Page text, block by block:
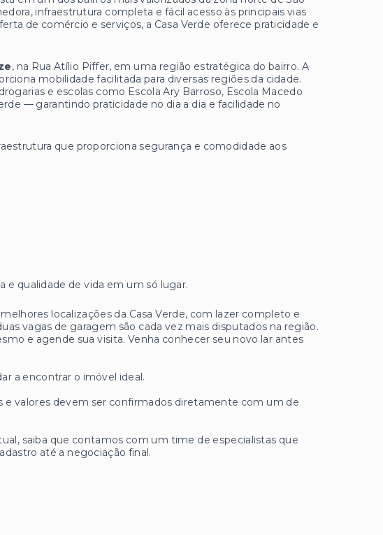
infraestrutura completa e fácil acesso às principais vias
de comércio e serviços, a Casa Verde oferece praticidade e
, na Rua Atílio Piffer, em uma região estratégica do bairro. A
mobilidade facilitada para diversas regiões da cidade.
e escolas como Escola Ary Barroso, Escola Macedo
— garantindo praticidade no dia a dia e facilidade no
que proporciona segurança e comodidade aos
e qualidade de vida em um só lugar.
localizações da Casa Verde, com lazer completo e
vagas de garagem são cada vez mais disputados na região.
e agende sua visita. Venha conhecer seu novo lar antes
a encontrar o imóvel ideal.
valores devem ser confirmados diretamente com um de
saiba que contamos com um time de especialistas que
até a negociação final.